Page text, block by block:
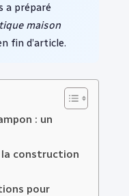
a préparé
maison
fin d’article.
: un
la construction
pour